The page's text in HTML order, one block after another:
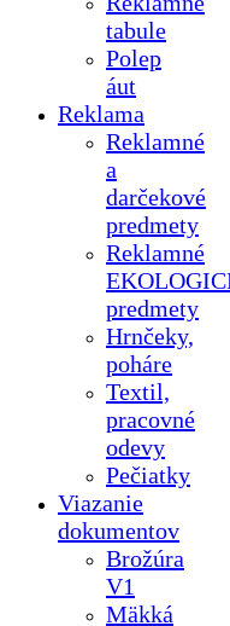
tabule
Polep
áut
Reklama
Reklamné
a
darčekové
predmety
Reklamné
predmety
Hrnčeky,
poháre
Textil,
pracovné
odevy
Pečiatky
Viazanie
dokumentov
Brožúra
V1
Mäkká